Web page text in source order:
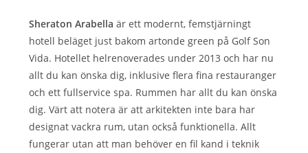
Sheraton Arabella är ett modernt, femstjärningt
hotell beläget just bakom artonde green på Golf Son
Vida. Hotellet helrenoverades under 2013 och har nu
allt du kan önska dig, inklusive flera fina restauranger
och ett fullservice spa. Rummen har allt du kan önska
dig. Värt att notera är att arkitekten inte bara har
designat vackra rum, utan också funktionella. Allt
fungerar utan att man behöver en fil kand i teknik